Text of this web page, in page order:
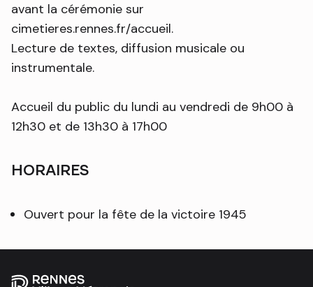
avant la cérémonie sur
cimetieres.rennes.fr/accueil.
Lecture de textes, diffusion musicale ou
instrumentale.
Accueil du public du lundi au vendredi de 9h00 à
12h30 et de 13h30 à 17h00
HORAIRES
Ouvert pour la fête de la victoire 1945